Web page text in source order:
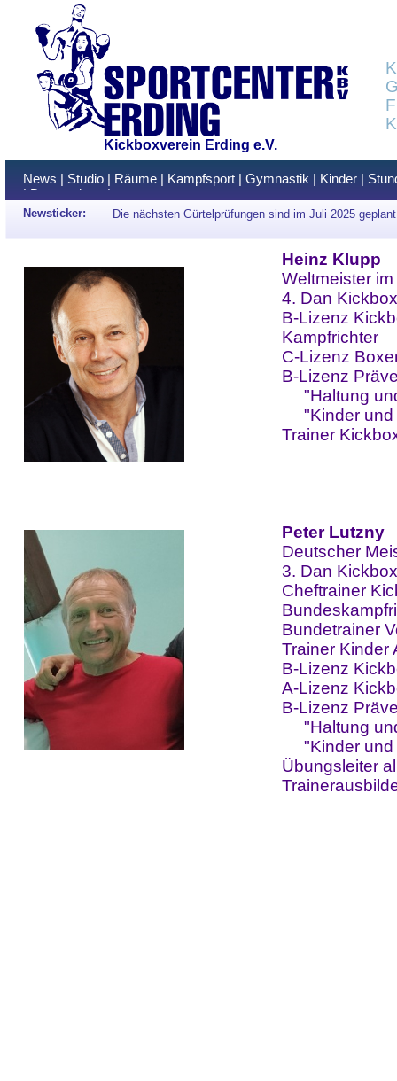
Heinz Klupp
Weltmeister
4. Dan
B-Lizenz
Kampfrichter
C-Lizenz
B-Lizenz
"Haltung
"Kinder und
Trainer
Peter Lutzny
Deutscher
3. Dan
Cheftrainer
Bundetrainer
Trainer Kinder
B-Lizenz
A-Lizenz
B-Lizenz
"Haltung
"Kinder und
Übungsleiter
Newsticker:
News | Studio | Räume | Kampfsport | Gymnastik | Kinder |
| Datenschutz |
Die nächsten Gürtelprüfungen sind im Juli 2025
Kickboxverein Erding e.V.